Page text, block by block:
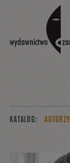
KATALOG: AUTORZY